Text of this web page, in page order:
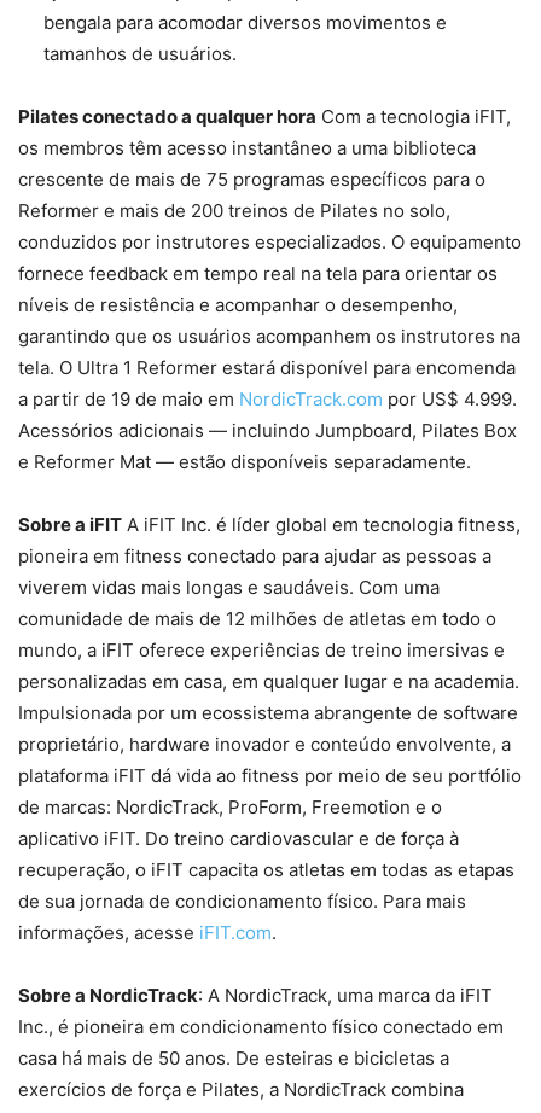
bengala para acomodar diversos movimentos e
tamanhos de usuários.
Pilates conectado a qualquer hora Com a tecnologia iFIT,
os membros têm acesso instantâneo a uma biblioteca
crescente de mais de 75 programas específicos para o
Reformer e mais de 200 treinos de Pilates no solo,
conduzidos por instrutores especializados. O equipamento
fornece feedback em tempo real na tela para orientar os
níveis de resistência e acompanhar o desempenho,
garantindo que os usuários acompanhem os instrutores na
tela. O Ultra 1 Reformer estará disponível para encomenda
a partir de 19 de maio em NordicTrack.com por US$ 4.999.
Acessórios adicionais — incluindo Jumpboard, Pilates Box
e Reformer Mat — estão disponíveis separadamente.
Sobre a iFIT A iFIT Inc. é líder global em tecnologia fitness,
pioneira em fitness conectado para ajudar as pessoas a
viverem vidas mais longas e saudáveis. Com uma
comunidade de mais de 12 milhões de atletas em todo o
mundo, a iFIT oferece experiências de treino imersivas e
personalizadas em casa, em qualquer lugar e na academia.
Impulsionada por um ecossistema abrangente de software
proprietário, hardware inovador e conteúdo envolvente, a
plataforma iFIT dá vida ao fitness por meio de seu portfólio
de marcas: NordicTrack, ProForm, Freemotion e o
aplicativo iFIT. Do treino cardiovascular e de força à
recuperação, o iFIT capacita os atletas em todas as etapas
de sua jornada de condicionamento físico. Para mais
informações, acesse iFIT.com.
Sobre a NordicTrack: A NordicTrack, uma marca da iFIT
Inc., é pioneira em condicionamento físico conectado em
casa há mais de 50 anos. De esteiras e bicicletas a
exercícios de força e Pilates, a NordicTrack combina